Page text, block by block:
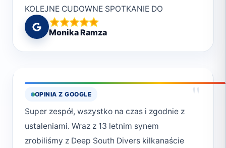
KOLEJNE CUDOWNE SPOTKANIE DO
ZOBQCZENIA W MARSA
Monika Ramza
OPINIA Z GOOGLE "
Super zespół, wszystko na czas i zgodnie z
ustaleniami. Wraz z 13 letnim synem
zrobiliśmy z Deep South Divers kilkanaście